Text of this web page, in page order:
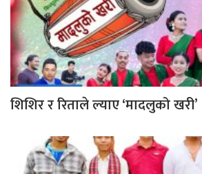
शिशिर र रिताले ल्याए ‘मादलुको खरी’